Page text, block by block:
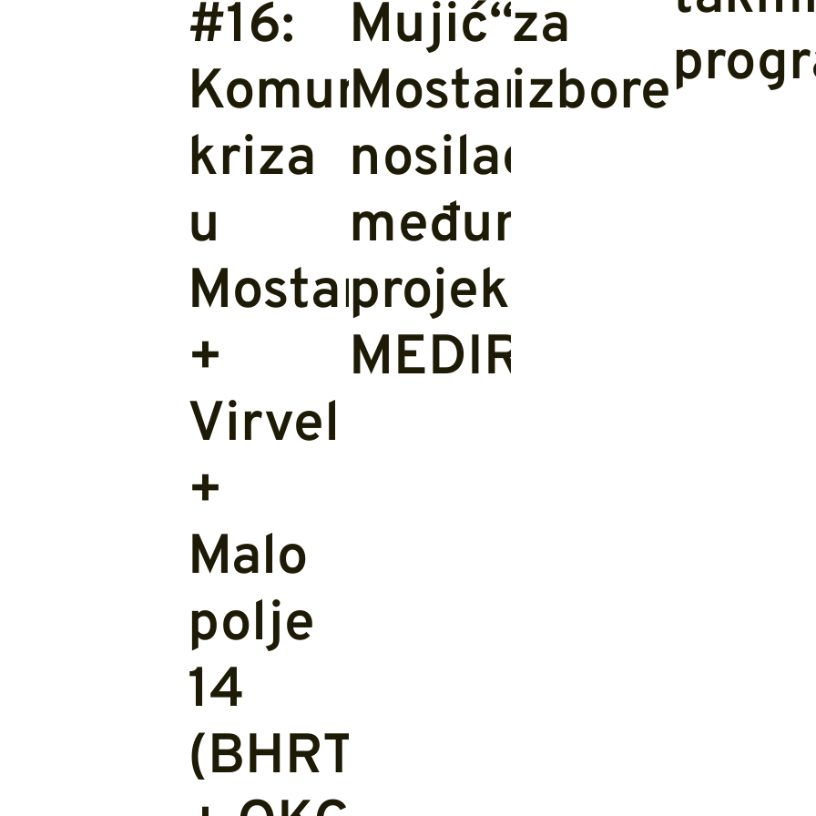
#16:
Komunalna
kriza
u
Mostaru
+
Virvel
+
Malo
polje
14
(BHRT
Mujić“
Mostar
nosilac
međunarodnog
projekta
MEDIRADAR
za
izbore